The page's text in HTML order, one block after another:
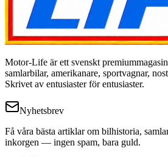
Motor-Life är ett svenskt
samlarbilar, amerikanare, sportvagnar,
Skrivet av entusiaster för entusiaster.
Nyhetsbrev
Få våra bästa artiklar om bilhistoria,
inkorgen — ingen spam, bara guld.